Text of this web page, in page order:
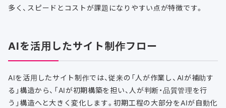
多く、スピードとコストが課題になりやすい点が特徴です。
AIを活用したサイト制作フロー
AIを活用したサイト制作では、従来の「人が作業し、AIが補助す
る」構造から、「AIが初期構築を担い、人が判断・品質管理を行
う」構造へと大きく変化します。初期工程の大部分をAIが自動化